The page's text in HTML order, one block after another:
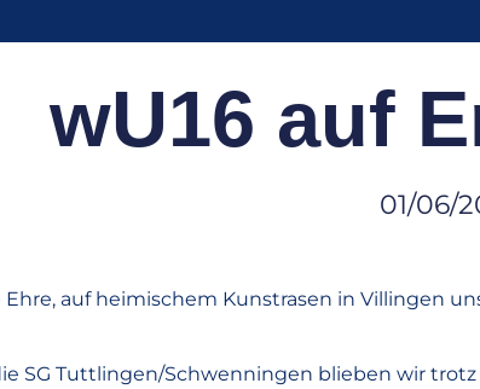
wU16 auf
01/06/
auf heimischem Kunstrasen in Villingen
SG Tuttlingen/Schwenningen blieben wir